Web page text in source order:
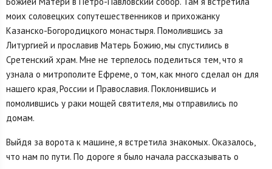
моих соловецких сопутешественников и прихожанку
Казанско-Богородицкого монастыря. Помолившись за
Литургией и прославив Матерь Божию, мы спустились в
Сретенский храм. Мне не терпелось поделиться тем, что я
узнала о митрополите Ефреме, о том, как много сделал он для
нашего края, России и Православия. Поклонившись и
помолившись у раки мощей святителя, мы отправились по
домам.
Выйдя за ворота к машине, я встретила знакомых. Оказалось,
что нам по пути. По дороге я было начала рассказывать о